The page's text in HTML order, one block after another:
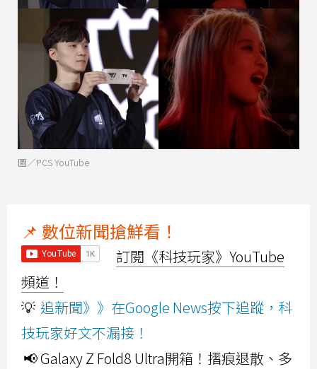
圖／PCS YouTube
📌 數位新聞搶鮮看！
訂閱《科技玩家》YouTube
頻道！
💡 追新聞》》在Google News按下追蹤，科
技玩家好文不漏接！
📢 Galaxy Z Fold8 Ultra開箱！摺痕退散、多